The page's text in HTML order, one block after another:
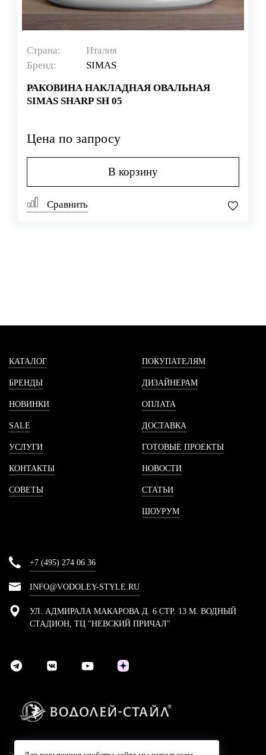
Страна:
Италия
Бренд:
SIMAS
РАКОВИНА НАКЛАДНАЯ ОВАЛЬНАЯ
SIMAS SHARP SH 05
Цена по запросу
В корзину
Сравнить
КАТАЛОГ
БРЕНДЫ
НОВИНКИ
SALE
УСЛУГИ
КОНТАКТЫ
СОВЕТЫ
ПОКУПАТЕЛЯМ
ДИЗАЙНЕРАМ
ОПЛАТА
ДОСТАВКА
ГОТОВЫЕ ПРОЕКТЫ
НОВОСТИ
СТАТЬИ
ШОУРУМ
+7 (495) 274 06 36
INFO@VODOLEY-STYLE.RU
УЛ. АДМИРАЛА МАКАРОВА Д. 6 СТР. 13 М. ВОДНЫЙ
СТАДИОН, ТЦ "НЕВСКИЙ ПРИЧАЛ"